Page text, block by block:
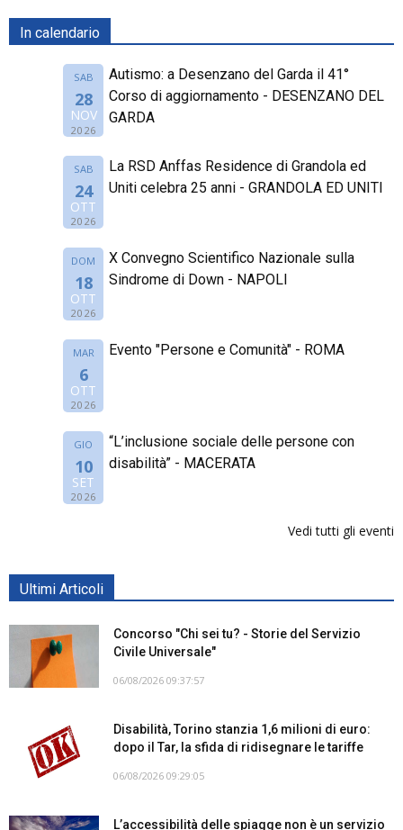
In calendario
SAB
28
NOV
2026
Autismo: a Desenzano del Garda il 41°
Corso di aggiornamento - DESENZANO DEL
GARDA
SAB
24
OTT
2026
La RSD Anffas Residence di Grandola ed
Uniti celebra 25 anni - GRANDOLA ED UNITI
DOM
18
OTT
2026
X Convegno Scientifico Nazionale sulla
Sindrome di Down - NAPOLI
MAR
6
OTT
2026
Evento "Persone e Comunità" - ROMA
GIO
10
SET
2026
“L’inclusione sociale delle persone con
disabilità” - MACERATA
Vedi tutti gli eventi
Ultimi Articoli
Concorso "Chi sei tu? - Storie del Servizio
Civile Universale"
06/08/2026 09:37:57
Disabilità, Torino stanzia 1,6 milioni di euro:
dopo il Tar, la sfida di ridisegnare le tariffe
06/08/2026 09:29:05
L’accessibilità delle spiagge non è un servizio